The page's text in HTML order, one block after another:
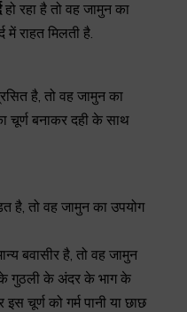
हो रहा है तो वह जामुन का
राहत मिलती है.
है, तो वह जामुन का
बनाकर दही के साथ
है, तो वह जामुन का उपयोग
बवासीर है, तो वह जामुन
गुठली के अंदर के भाग के
चूर्ण को गर्म पानी या छाछ